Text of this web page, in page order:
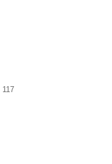
117